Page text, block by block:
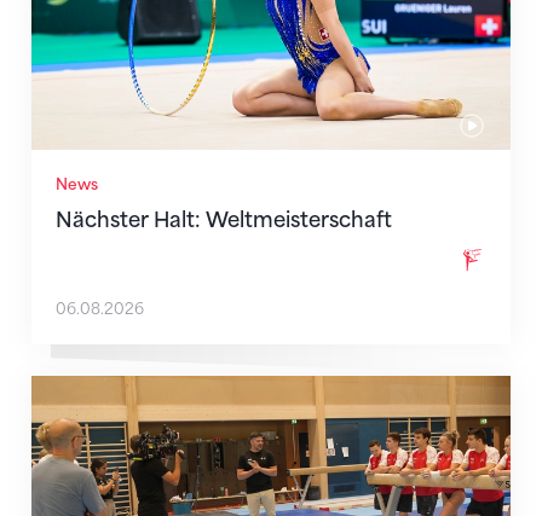
News
Nächster Halt: Weltmeisterschaft
06.08.2026
Mit klaren Zielen nach Zagreb